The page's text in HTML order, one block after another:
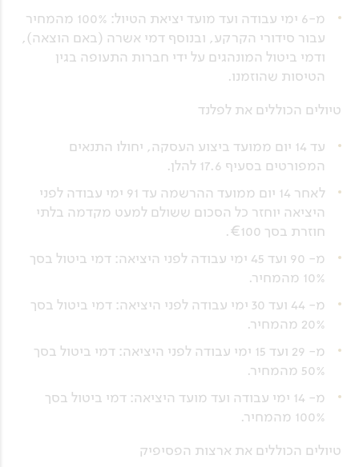
מ-6 ימי עבודה ועד מועד יציאת הטיול: 100% מהמחיר
עבור סידורי הקרקע, ובנוסף דמי אשרה (באם הוצאה),
ודמי ביטול המונהגים על ידי חברות התעופה בגין
הטיסות שהוזמנו.
טיולים הכוללים את לפלנד
עד 14 יום ממועד ביצוע העסקה, יחולו התנאים
המפורטים בסעיף 17.6 להלן.
לאחר 14 יום ממועד ההרשמה עד 91 ימי עבודה לפני
היציאה יוחזר כל הסכום ששולם למעט מקדמה בלתי
חוזרת בסך €100.
מ- 90 ועד 45 ימי עבודה לפני היציאה: דמי ביטול בסך
10% מהמחיר.
מ- 44 ועד 30 ימי עבודה לפני היציאה: דמי ביטול בסך
20% מהמחיר.
מ- 29 ועד 15 ימי עבודה לפני היציאה: דמי ביטול בסך
50% מהמחיר.
מ- 14 ימי עבודה ועד מועד היציאה: דמי ביטול בסך
100% מהמחיר.
טיולים הכוללים את ארצות הפסיפיק